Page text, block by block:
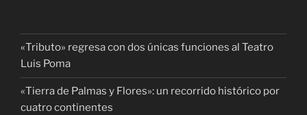
«Tributo» regresa con dos únicas funciones al Teatro
Luis Poma
«Tierra de Palmas y Flores»: un recorrido histórico por
cuatro continentes